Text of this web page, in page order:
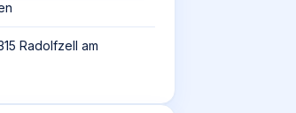
Radolfzell am